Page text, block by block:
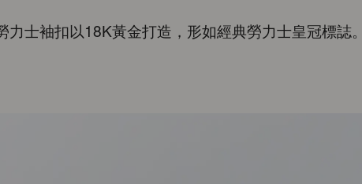
力士袖扣以18K黃金打造，形如經典勞力士皇冠標誌